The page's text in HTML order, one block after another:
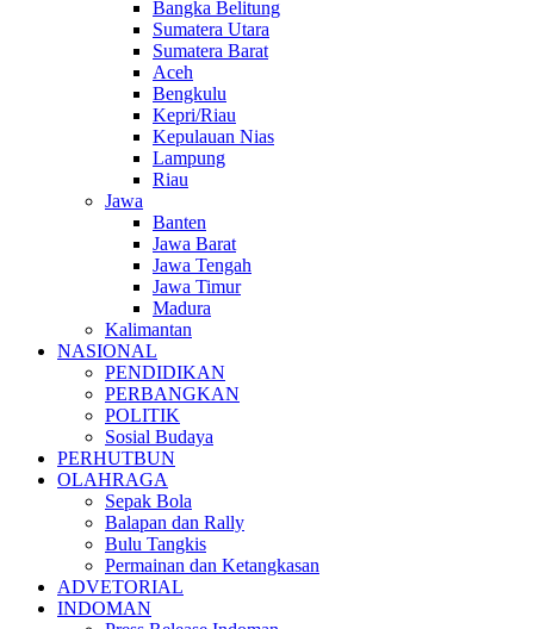
Bangka Belitung
Sumatera Utara
Sumatera Barat
Aceh
Bengkulu
Kepri/Riau
Kepulauan Nias
Lampung
Riau
Jawa
Banten
Jawa Barat
Jawa Tengah
Jawa Timur
Madura
Kalimantan
NASIONAL
PENDIDIKAN
PERBANGKAN
POLITIK
Sosial Budaya
PERHUTBUN
OLAHRAGA
Sepak Bola
Balapan dan Rally
Bulu Tangkis
Permainan dan Ketangkasan
ADVETORIAL
INDOMAN